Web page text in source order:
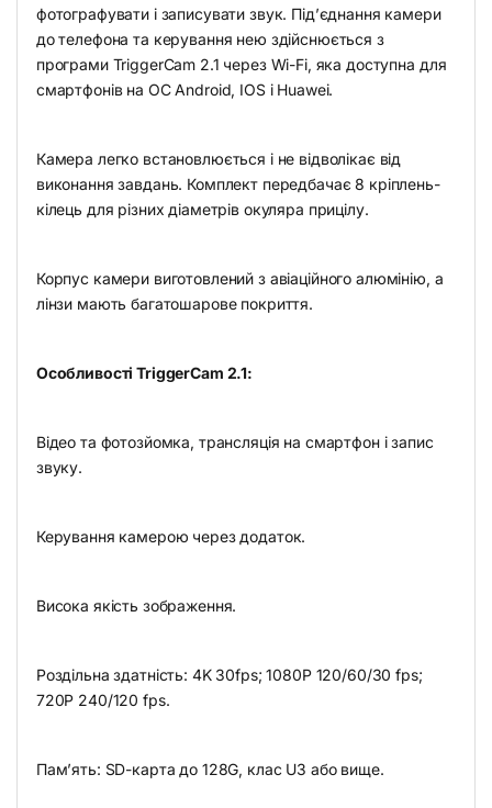
фотографувати і записувати звук. Під’єднання камери
до телефона та керування нею здійснюється з
програми TriggerCam 2.1 через Wi-Fi, яка доступна для
смартфонів на ОС Android, IOS і Huawei.
Камера легко встановлюється і не відволікає від
виконання завдань. Комплект передбачає 8 кріплень-
кілець для різних діаметрів окуляра прицілу.
Корпус камери виготовлений з авіаційного алюмінію, а
лінзи мають багатошарове покриття.
Особливості TriggerCam 2.1:
Відео та фотозйомка, трансляція на смартфон і запис
звуку.
Керування камерою через додаток.
Висока якість зображення.
Роздільна здатність: 4K 30fps; 1080P 120/60/30 fps;
720P 240/120 fps.
Пам’ять: SD-карта до 128G, клас U3 або вище.